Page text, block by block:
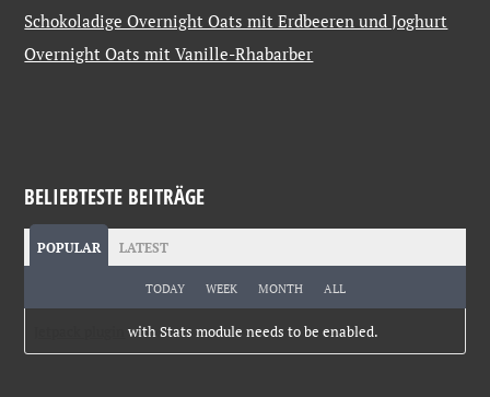
Schokoladige Overnight Oats mit Erdbeeren und Joghurt
Overnight Oats mit Vanille-Rhabarber
BELIEBTESTE BEITRÄGE
POPULAR LATEST
TODAY WEEK MONTH ALL
with Stats module needs to be enabled.